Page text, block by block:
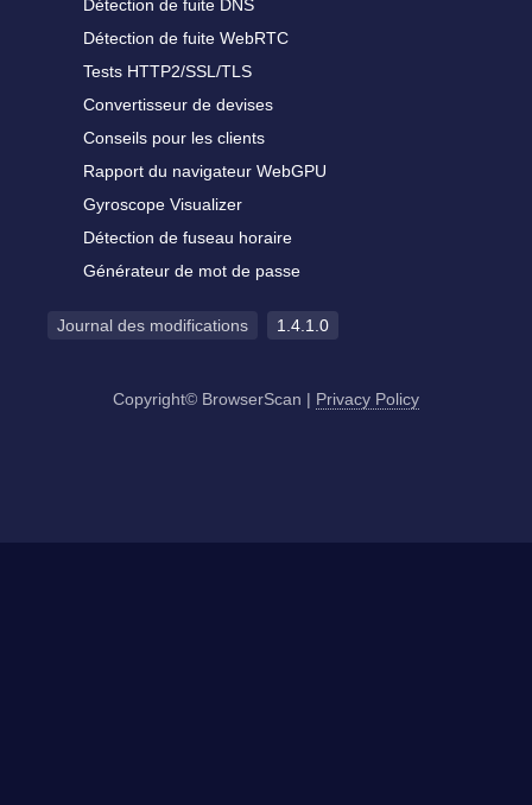
Détection de fuite DNS
Détection de fuite WebRTC
Tests HTTP2/SSL/TLS
Convertisseur de devises
Conseils pour les clients
Rapport du navigateur WebGPU
Gyroscope Visualizer
Détection de fuseau horaire
Générateur de mot de passe
Journal des modifications 1.4.1.0
Copyright© BrowserScan | Privacy Policy